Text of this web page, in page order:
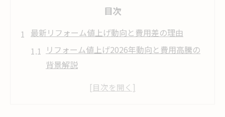
目次
最新リフォーム値上げ動向と費用差の理由
リフォーム値上げ2026年動向と費用高騰の
背景解説
住宅設備リフォーム費用が上昇する主な要